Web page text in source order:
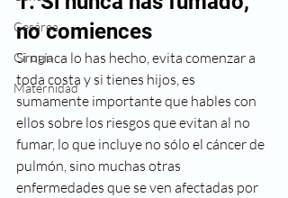
Cesárea
Cirugía
Maternidad
no comiences
Si nunca lo has hecho, evita comenzar a
toda costa y si tienes hijos, es
sumamente importante que hables con
ellos sobre los riesgos que evitan al no
fumar, lo que incluye no sólo el cáncer de
pulmón, sino muchas otras
enfermedades que se ven afectadas por